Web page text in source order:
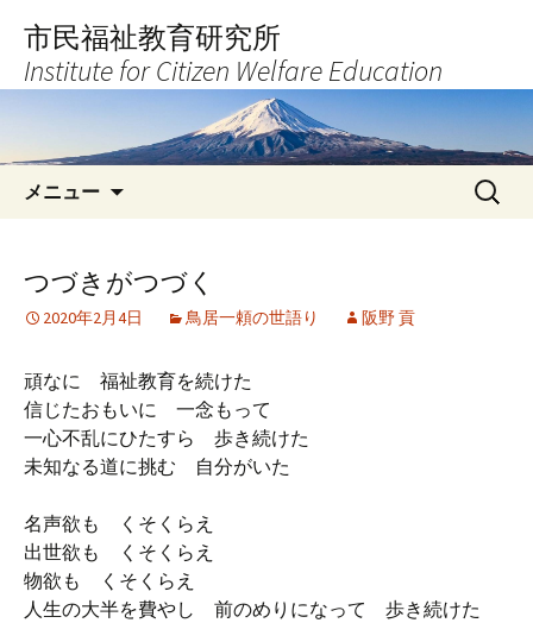
へ
キ
市民福祉教育研究所
Institute for Citizen Welfare Education
メニュー
検
索:
つづきがつづく
2020年2月4日 鳥居一頼の世語り 阪野 貢
頑なに 福祉教育を続けた
信じたおもいに 一念もって
一心不乱にひたすら 歩き続けた
未知なる道に挑む 自分がいた
名声欲も くそくらえ
出世欲も くそくらえ
物欲も くそくらえ
人生の大半を費やし 前のめりになって 歩き続けた